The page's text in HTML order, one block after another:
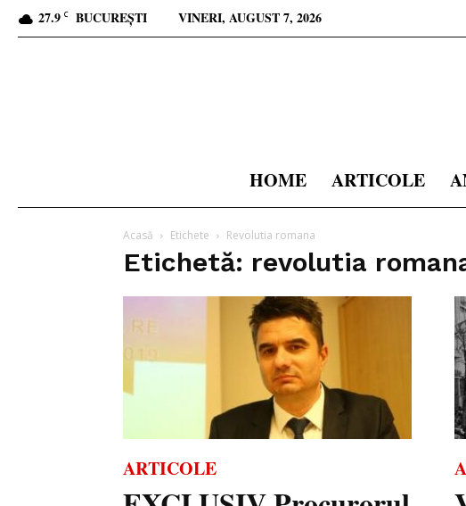
27.9 C BUCUREȘTI VINERI, AUGUST 7, 2026
HOME ARTICOLE
Acasă Etichete Revolutia romana
Etichetă: revolutia
ARTICOLE